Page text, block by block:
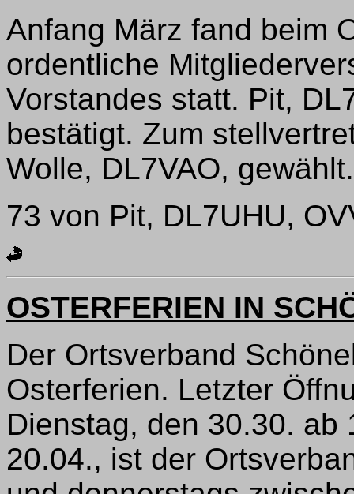
Anfang März fand beim
ordentliche
Vorstandes statt. Pit,
bestätigt. Zum
Wolle, DL7VAO, gewählt.
73 von Pit, DL7UHU,
OSTERFERIEN IN
Der Ortsverband
Osterferien. Letzter
Dienstag, den 30.30. ab
20.04., ist der